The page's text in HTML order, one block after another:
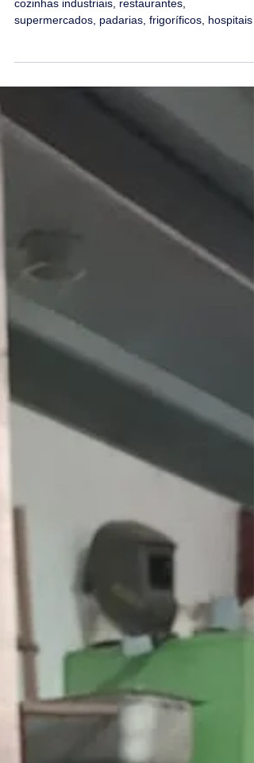
industriais
indústrias alimentícias. Ele remove calor,
vapores e odores, contribuindo para um
de trabalho mais seguro e produtivo. No entanto,
um dos desafios dessas instalações é a emissão
de ruídos provocados pelos exaustores e pelo
fluxo de ar. Pensando nisso, a FORMIGAINOX
desenvolve abafadores de ruído para sistemas
exaustão, projetados